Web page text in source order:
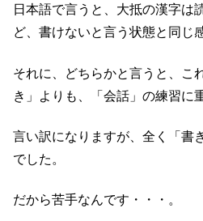
日本語で言うと、大抵の漢字は
ど、書けないと言う状態と同じ
それに、どちらかと言うと、こ
き」よりも、「会話」の練習に
言い訳になりますが、全く「書
でした。
だから苦手なんです・・・。